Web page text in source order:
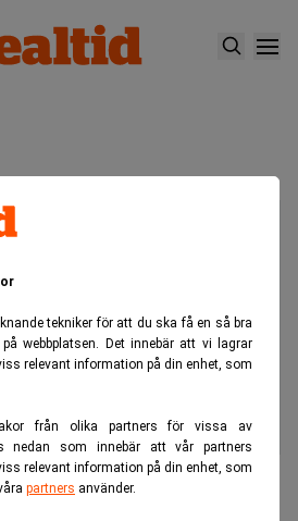
tekniker för att du ska få en så bra
webbplatsen. Det innebär att vi lagrar
relevant information på din enhet, som
från olika partners för vissa av
nedan som innebär att vår partners
relevant information på din enhet, som
partners använder.
sina aktier i Tobin